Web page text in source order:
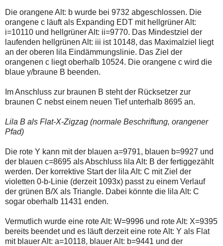
Die orangene Alt: b wurde bei 9732 abgeschlossen. Die
orangene c läuft als Expanding EDT mit hellgrüner Alt:
i=10110 und hellgrüner Alt: ii=9770. Das Mindestziel der
laufenden hellgrünen Alt: iii ist 10148, das Maximalziel liegt
an der oberen lila Eindämmungslinie. Das Ziel der
orangenen c liegt oberhalb 10524. Die orangene c wird die
blaue y/braune B beenden.
Im Anschluss zur braunen B steht der Rücksetzer zur
braunen C nebst einem neuen Tief unterhalb 8695 an.
Lila B als Flat-X-Zigzag (normale Beschriftung, orangener
Pfad)
Die rote Y kann mit der blauen a=9791, blauen b=9927 und
der blauen c=8695 als Abschluss lila Alt: B der fertiggezählt
werden. Der korrektive Start der lila Alt: C mit Ziel der
violetten 0-b-Linie (derzeit 1093x) passt zu einem Verlauf
der grünen B/X als Triangle. Dabei könnte die lila Alt: C
sogar oberhalb 11431 enden.
Vermutlich wurde eine rote Alt: W=9996 und rote Alt: X=9395
bereits beendet und es läuft derzeit eine rote Alt: Y als Flat
mit blauer Alt: a=10118, blauer Alt: b=9441 und der